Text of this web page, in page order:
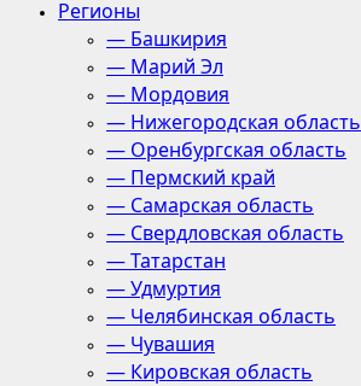
Регионы
— Башкирия
— Марий Эл
— Мордовия
— Нижегородская область
— Оренбургская область
— Пермский край
— Самарская область
— Свердловская область
— Татарстан
— Удмуртия
— Челябинская область
— Чувашия
— Кировская область